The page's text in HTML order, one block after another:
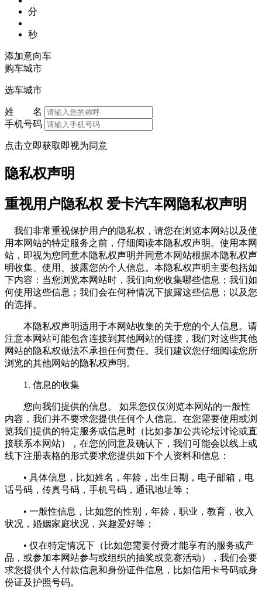
分
秒
添加意向车
购车城市
选车城市
姓 名
手机号码
点击立即获取即视为同意
隐私权声明
重视用户隐私权 爱卡汽车网隐私权声明
我们非常重视保护用户的隐私权，请您在浏览本网站以及使
用本网站的特定服务之前，仔细阅读本隐私权声明。使用本网
站，即视为您同意本隐私权声明并同意本网站根据本隐私权声
明收集、使用、披露您的个人信息。本隐私权声明主要包括如
下内容：当您浏览本网站时，我们向您收集哪些信息；我们如
何使用这些信息；我们会在何种情况下披露这些信息；以及您
的选择。
本隐私权声明适用于本网站收集的关于您的个人信息。请
注意本网站可能包含连接到其他网站的链接，我们对这些其他
网站的隐私权做法不承担任何责任。我们建议您仔细阅读您所
浏览的其他网站的隐私权声明。
1. 信息的收集
您向我们提供的信息。 如果您仅仅浏览本网站的一般性
内容，我们并不要求您提供任何个人信息。在您需要使用或浏
览我们提供的特定服务或信息时（比如参加公共论坛讨论或直
接联系本网站），在您的同意及确认下，我们可能会以线上或
线下注册表格的形式要求您提供如下个人资料和信息：
• 具体信息，比如姓名，年龄，出生日期，电子邮箱，电
话号码，传真号码，手机号码，通讯地址等；
• 一般性信息，比如您的性别，年龄，职业，教育，收入
状况，婚姻家庭状况，兴趣爱好等；
• 仅在特定情况下（比如您需要付费才能享有的服务或产
品，或参加本网站参与或组织的抽奖或竞赛活动），我们会要
求您提供个人付款信息和身份证件信息，比如信用卡号码或身
份证及护照号码。